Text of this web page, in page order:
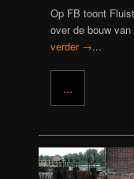
Op FB toont
over de bouw
verder →...
...